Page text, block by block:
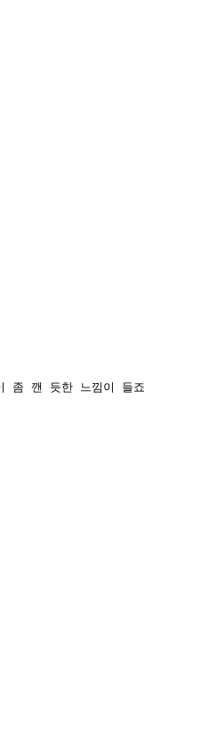
좀 깬 듯한 느낌이 들죠